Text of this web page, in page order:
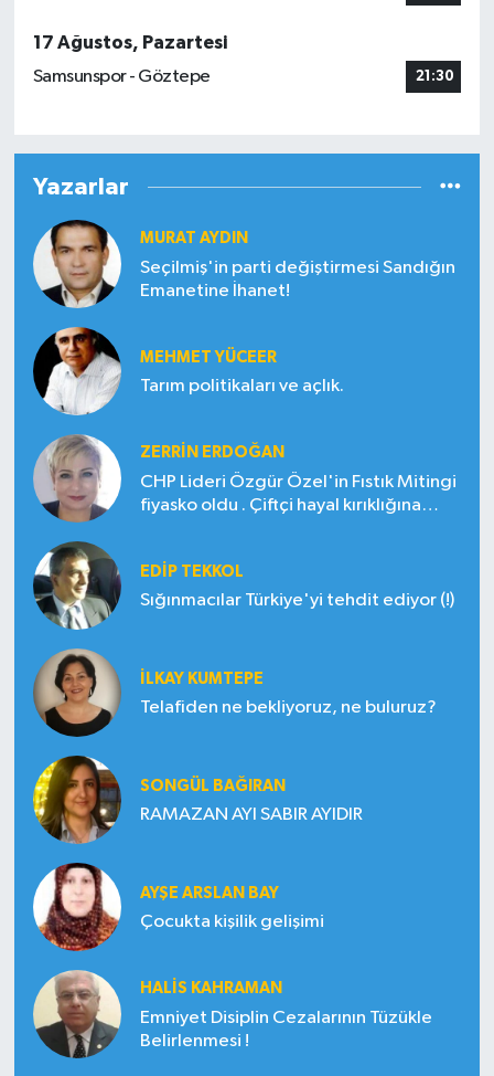
17 Ağustos, Pazartesi
Samsunspor - Göztepe
21:30
Yazarlar
MURAT AYDIN
Seçilmiş'in parti değiştirmesi Sandığın
Emanetine İhanet!
MEHMET YÜCEER
Tarım politikaları ve açlık.
ZERRIN ERDOĞAN
CHP Lideri Özgür Özel'in Fıstık Mitingi
fiyasko oldu . Çiftçi hayal kırıklığına
EDIP TEKKOL
Sığınmacılar Türkiye'yi tehdit ediyor (!)
İLKAY KUMTEPE
Telafiden ne bekliyoruz, ne buluruz?
SONGÜL BAĞIRAN
RAMAZAN AYI SABIR AYIDIR
AYŞE ARSLAN BAY
Çocukta kişilik gelişimi
HALIS KAHRAMAN
Emniyet Disiplin Cezalarının Tüzükle
Belirlenmesi !